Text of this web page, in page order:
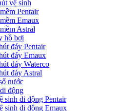
vệ sinh
Pentair
Emaux
Astral
hồ bơi
đáy Pentair
đáy Emaux
đáy Waterco
đáy Astral
nước
động
sinh di động Pentair
sinh di động Emaux